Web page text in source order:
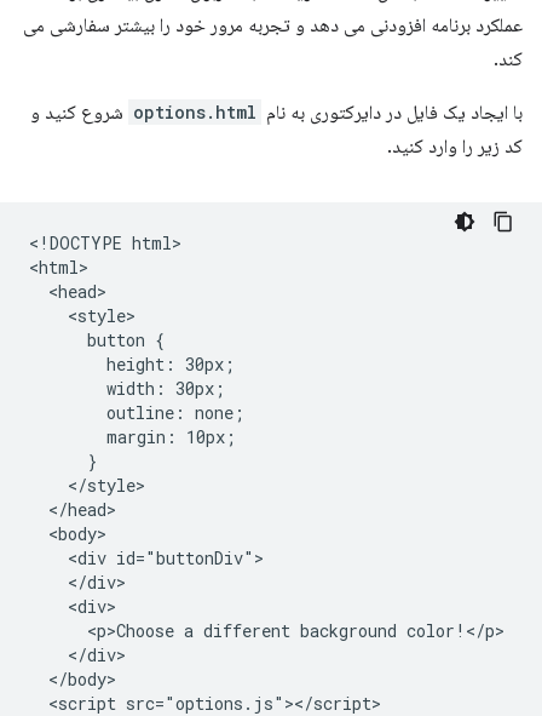
عملکرد برنامه افزودنی می دهد و تجربه مرور خود را بیشتر سفارشی می
کند.
با ایجاد یک فایل در دایرکتوری به نام options.html شروع کنید و
کد زیر را وارد کنید.
<!DOCTYPE html>
<html>
  <head>
    <style>
      button {
        height: 30px;
        width: 30px;
        outline: none;
        margin: 10px;
      }
    </style>
  </head>
  <body>
    <div id="buttonDiv">
    </div>
    <div>
      <p>Choose a different background color!</p>
    </div>
  </body>
  <script src="options.js"></script>